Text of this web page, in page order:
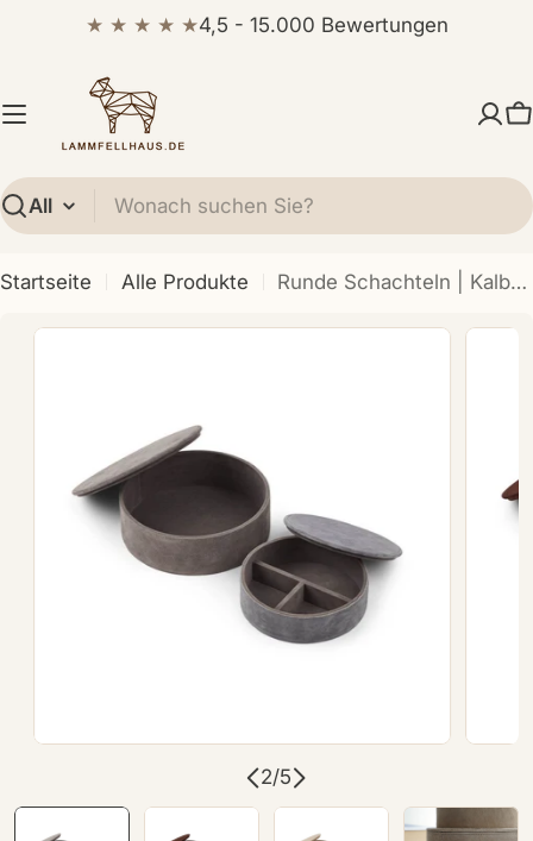
★ ★ ★ ★ ★4,5 - 15.000 Bewertungen
Suchen
Startseite Alle Produkte Runde Schachteln | Kalbswildleder | 2 Stück
Öffnen Sie das Medium 1 im Modalformat
2/5